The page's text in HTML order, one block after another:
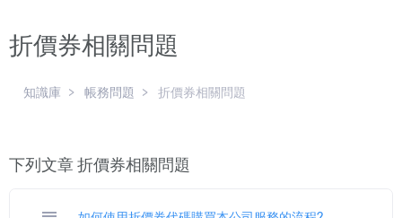
折價券相關問題
知識庫 帳務問題 折價券相關問題
下列文章 折價券相關問題